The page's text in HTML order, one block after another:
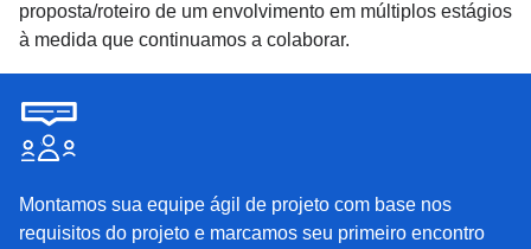
proposta/roteiro de um envolvimento em múltiplos estágios
à medida que continuamos a colaborar.
Montamos sua equipe ágil de projeto com base nos
requisitos do projeto e marcamos seu primeiro encontro